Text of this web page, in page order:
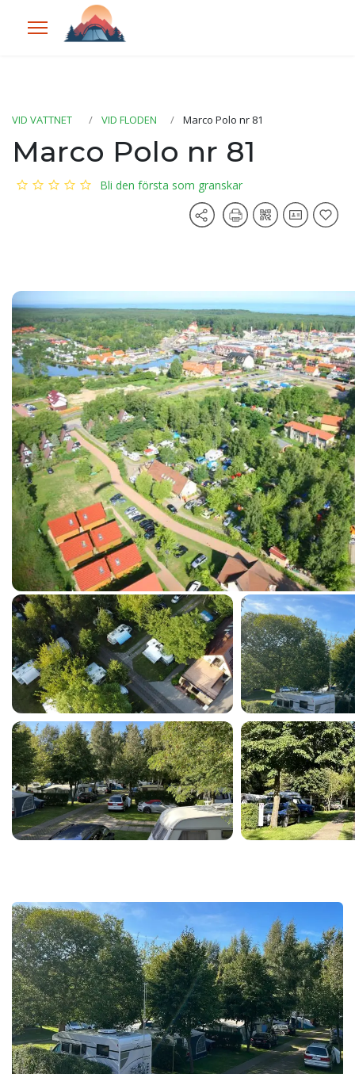
VID VATTNET VID FLODEN Marco Polo nr 81
Marco Polo nr 81
Bli den första som granskar